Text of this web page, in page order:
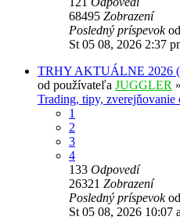
68495 Zobrazení
Posledný príspevok
St 05 08, 2026 2:37
TRHY AKTUÁLNE 2026
od používateľa JUGGLER »
Trading, tipy,
1
2
3
4
133 Odpovedí
26321 Zobrazení
Posledný príspevok
St 05 08, 2026 10:07